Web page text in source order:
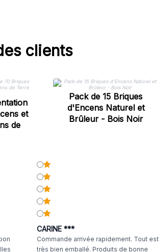
clients
et
de
Pack de 15 Briques
d'Encens Naturel et
Brûleur - Bois Noir
CARINE ***
Commande arrivée rapidement. Tout est
très bien emballé. Produits de bonne